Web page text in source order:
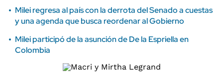
Milei regresa al país con la derrota del Senado a cuestas
y una agenda que busca reordenar al Gobierno
Milei participó de la asunción de De la Espriella en
Colombia